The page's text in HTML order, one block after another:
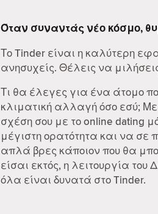
Όταν συναντάς νέο κόσμο,
Το Tinder είναι η καλύτερη
ανησυχείς. Θέλεις να
Τι θα έλεγες για ένα άτομο
κλιματική αλλαγή όσο εσύ;
σχέση σου με το online dating
μέγιστη ορατότητα και να
απλά βρες κάποιον που θα
είσαι εκτός, η λειτουργία
όλα είναι δυνατά στο Tinder.